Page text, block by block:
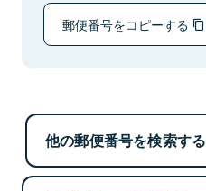
郵便番号をコピーする
他の郵便番号を検索する